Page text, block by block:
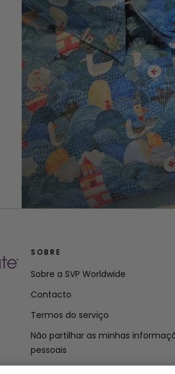
SOBRE
Sobre a SVP Worldwide
Contacto
Termos do serviço
Não partilhar as minhas
pessoais